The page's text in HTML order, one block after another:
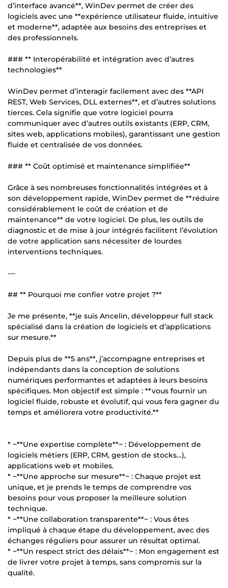
d’interface avancé**, WinDev permet de créer des
logiciels avec une **expérience utilisateur fluide, intuitive
et moderne**, adaptée aux besoins des entreprises et
des professionnels.
### ** Interopérabilité et intégration avec d’autres
technologies**
WinDev permet d’interagir facilement avec des **API
REST, Web Services, DLL externes**, et d’autres solutions
tierces. Cela signifie que votre logiciel pourra
communiquer avec d’autres outils existants (ERP, CRM,
sites web, applications mobiles), garantissant une gestion
fluide et centralisée de vos données.
### ** Coût optimisé et maintenance simplifiée**
Grâce à ses nombreuses fonctionnalités intégrées et à
son développement rapide, WinDev permet de **réduire
considérablement le coût de création et de
maintenance** de votre logiciel. De plus, les outils de
diagnostic et de mise à jour intégrés facilitent l’évolution
de votre application sans nécessiter de lourdes
interventions techniques.
---
## ** Pourquoi me confier votre projet ?**
Je me présente, **je suis Ancelin, développeur full stack
spécialisé dans la création de logiciels et d’applications
sur mesure.**
Depuis plus de **5 ans**, j’accompagne entreprises et
indépendants dans la conception de solutions
numériques performantes et adaptées à leurs besoins
spécifiques. Mon objectif est simple : **vous fournir un
logiciel fluide, robuste et évolutif, qui vous fera gagner du
temps et améliorera votre productivité.**
* ~**Une expertise complète**~ : Développement de
logiciels métiers (ERP, CRM, gestion de stocks…),
applications web et mobiles.
* ~**Une approche sur mesure**~ : Chaque projet est
unique, et je prends le temps de comprendre vos
besoins pour vous proposer la meilleure solution
technique.
* ~**Une collaboration transparente**~ : Vous êtes
impliqué à chaque étape du développement, avec des
échanges réguliers pour assurer un résultat optimal.
* ~**Un respect strict des délais**~ : Mon engagement est
de livrer votre projet à temps, sans compromis sur la
qualité.